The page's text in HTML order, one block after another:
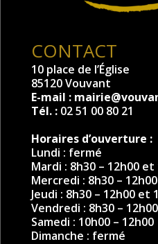
CONTACT
10 place de l’Église
85120 Vouvant
E-mail :
Tél. : 02 51 00 80 21
Horaires d’ouverture :
Lundi : fermé
Mardi : 8h30 – 12h00 et
Mercredi : 8h30 – 12h00
Jeudi : 8h30 – 12h00 et
Vendredi : 8h30 – 12h00
Samedi : 10h00 – 12h00
Dimanche : fermé